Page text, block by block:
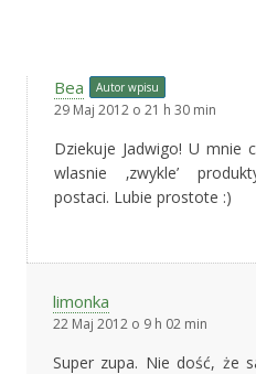
Bea Autor wpisu
29 Maj 2012 o 21 h 30 min
Dziekuje Jadwigo! U mnie
wlasnie ‚zwykle’
postaci. Lubie prostote :)
limonka
22 Maj 2012 o 9 h 02 min
Super zupa. Nie dość, że